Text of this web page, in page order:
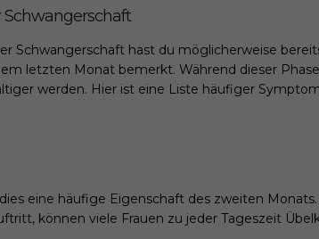
Schwangerschaft hast du möglicherweise
letzten Monat bemerkt. Während dieser
werden. Hier ist eine Liste häufiger
eine häufige Eigenschaft des zweiten
können viele Frauen zu jeder Tageszeit